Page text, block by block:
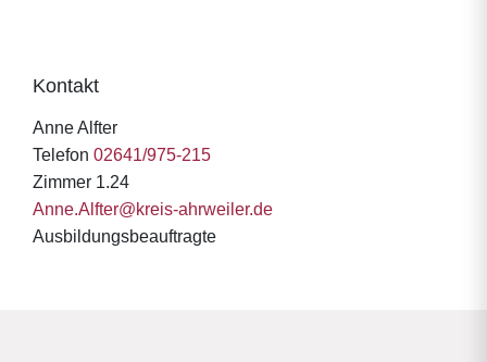
Kontakt
Anne Alfter
Telefon 02641/975-215
Zimmer 1.24
Anne.Alfter@kreis-ahrweiler.de
Ausbildungsbeauftragte